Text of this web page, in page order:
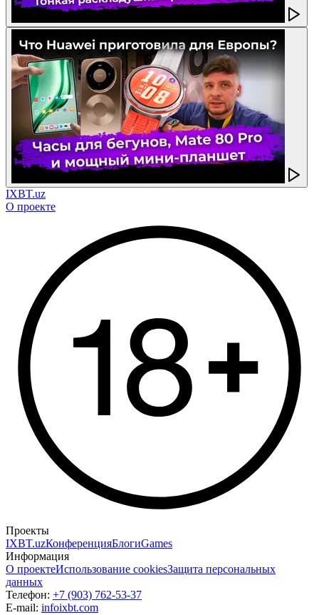
IXBT.uz
О проекте
Проекты
IXBT.uzКонференцияБлогиGames
Информация
О проектеИспользование cookiesЗащита персональных
данных
Телефон: +7 (903) 762-53-37
E-mail: infoixbt.com